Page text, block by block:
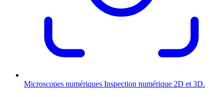
Microscopes numériques Inspection numérique 2D et 3D.